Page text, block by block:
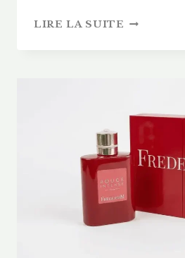
LIRE LA SUITE AVIS
3X
MOINS
CHER
QU’EN
?